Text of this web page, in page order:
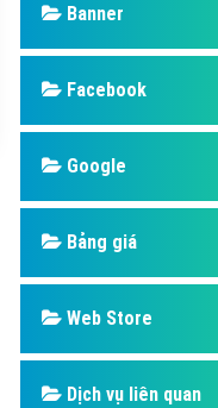
Dịch vụ quảng cáo Cốc Cốc
Dịch vụ quảng cáo Tiktok
Dịch vụ quảng cáo Zalo
Định nghĩa
Nghĩa là gì
Phần mềm ứng dụng hay
Banner
Facebook
Google
Bảng giá
Web Store
Dịch vụ liên quan